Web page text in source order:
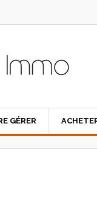
GÉRER